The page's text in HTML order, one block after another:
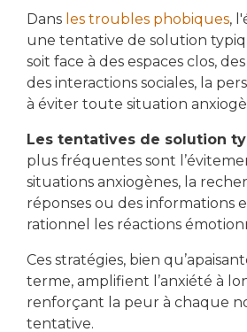
Dans les troubles phobiques,
une tentative de solution
soit face à des espaces clos,
des interactions sociales, la
à éviter toute situation
Les tentatives de solution
plus fréquentes sont
situations anxiogènes, la
réponses ou des informations
rationnel les réactions
Ces stratégies, bien
terme, amplifient l’anxiété à
renforçant la peur à chaque
tentative.